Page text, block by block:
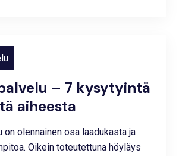
– 7 kysytyintä
aiheesta
on olennainen osa laadukasta ja
Oikein toteutettuna höyläys